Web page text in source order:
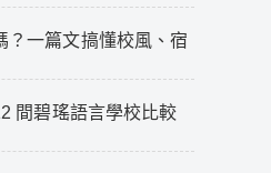
？一篇文搞懂校風、宿
間碧瑤語言學校比較